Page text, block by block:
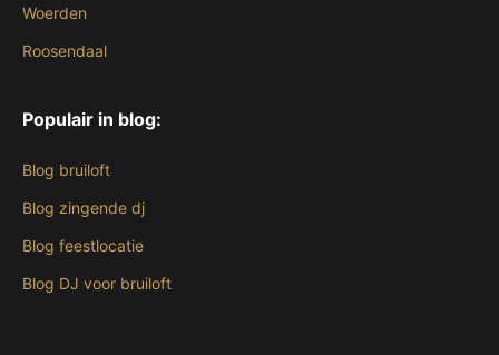
Woerden
Roosendaal
Populair in blog:
Blog bruiloft
Blog zingende dj
Blog feestlocatie
Blog DJ voor bruiloft